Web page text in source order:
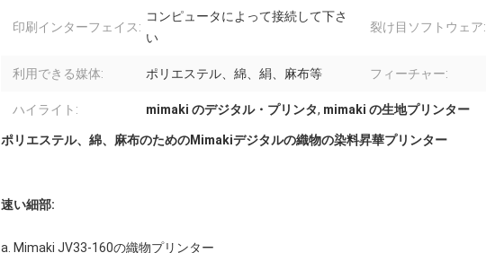
印刷インターフェイス:
コンピュータによって接続して下さ
い
裂け目ソフトウェア:
利用できる媒体: ポリエステル、綿、絹、麻布等 フィーチャー:
ハイライト: mimaki のデジタル・プリンタ, mimaki の生地プリンター
ポリエステル、綿、麻布のためのMimakiデジタルの織物の染料昇華プリンター
速い細部:
a. Mimaki JV33-160の織物プリンター